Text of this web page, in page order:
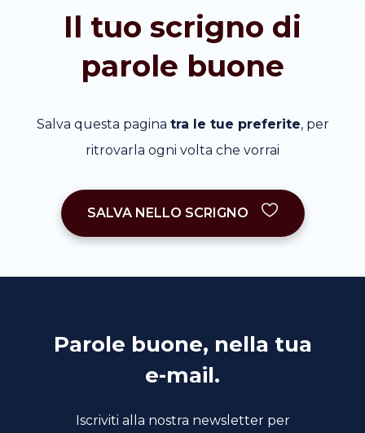
Il tuo scrigno di
parole buone
Salva questa pagina tra le tue preferite, per
ritrovarla ogni volta che vorrai
SALVA NELLO SCRIGNO
Parole buone, nella tua
e-mail.
Iscriviti alla nostra newsletter per